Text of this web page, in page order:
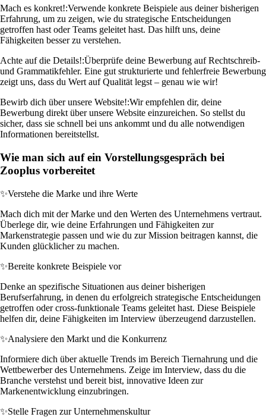
Mach es konkret!:Verwende konkrete Beispiele aus deiner bisherigen
Erfahrung, um zu zeigen, wie du strategische Entscheidungen
getroffen hast oder Teams geleitet hast. Das hilft uns, deine
Fähigkeiten besser zu verstehen.
Achte auf die Details!:Überprüfe deine Bewerbung auf Rechtschreib-
und Grammatikfehler. Eine gut strukturierte und fehlerfreie Bewerbung
zeigt uns, dass du Wert auf Qualität legst – genau wie wir!
Bewirb dich über unsere Website!:Wir empfehlen dir, deine
Bewerbung direkt über unsere Website einzureichen. So stellst du
sicher, dass sie schnell bei uns ankommt und du alle notwendigen
Informationen bereitstellst.
Wie man sich auf ein Vorstellungsgespräch bei
Zooplus vorbereitet
✨Verstehe die Marke und ihre Werte
Mach dich mit der Marke und den Werten des Unternehmens vertraut.
Überlege dir, wie deine Erfahrungen und Fähigkeiten zur
Markenstrategie passen und wie du zur Mission beitragen kannst, die
Kunden glücklicher zu machen.
✨Bereite konkrete Beispiele vor
Denke an spezifische Situationen aus deiner bisherigen
Berufserfahrung, in denen du erfolgreich strategische Entscheidungen
getroffen oder cross-funktionale Teams geleitet hast. Diese Beispiele
helfen dir, deine Fähigkeiten im Interview überzeugend darzustellen.
✨Analysiere den Markt und die Konkurrenz
Informiere dich über aktuelle Trends im Bereich Tiernahrung und die
Wettbewerber des Unternehmens. Zeige im Interview, dass du die
Branche verstehst und bereit bist, innovative Ideen zur
Markenentwicklung einzubringen.
✨Stelle Fragen zur Unternehmenskultur